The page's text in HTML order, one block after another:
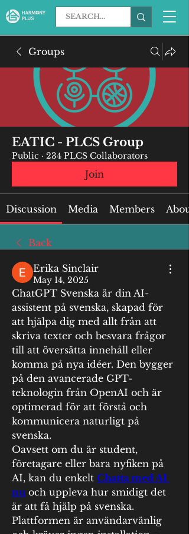
Groups
EATIC - PLCS Group
Public · 234 PLCS Collaborators
Join
Discussion Media Members About
Back
Erika Sinclair
May 14, 2025
ChatGPT Svenska är din AI-
assistent på svenska, skapad för
att hjälpa dig med allt från att
skriva texter och besvara frågor
till att översätta innehåll eller
komma på nya idéer. Den bygger
på den avancerade GPT-
teknologin från OpenAI och är
optimerad för att förstå och
kommunicera naturligt på
svenska.
Oavsett om du är student,
företagare eller bara nyfiken på
AI, kan du enkelt Chatta med AI
nu och uppleva hur smidigt det
är att få hjälp på svenska.
Plattformen är användarvänlig